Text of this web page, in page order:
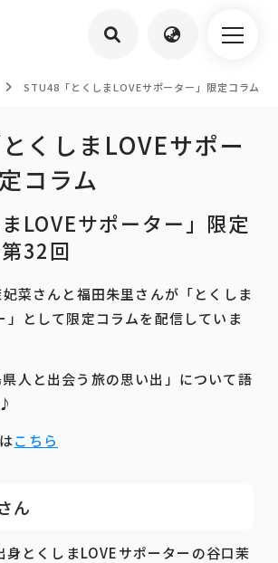
STU48「とくしまLOVEサポーター」限定コラム
くしまLOVEサポー
コラム
まLOVEサポーター」限定
32回
菜さんと福田朱里さんが「とくしま
」として限定コラムを配信していま
人と出会う旅の思い出」について語
こちら
ん
とくしまLOVEサポーターの谷口茉